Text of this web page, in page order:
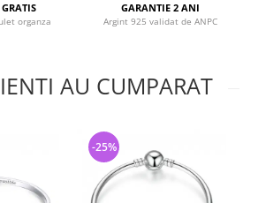
organza
GARANTIE 2 ANI
Argint 925 validat de ANPC
AU CUMPARAT
-25%